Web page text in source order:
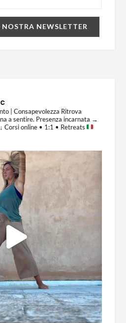
| Consapevolezza Ritrova
a sentire. Presenza incarnata →
Corsi online • 1:1 • Retreats